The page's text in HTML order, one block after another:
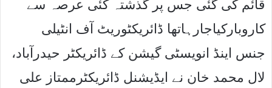
قائم کی گئی جس پر گذشتہ کئی عرصہ سے
کاروبارکیاجارہاتھا ڈائریکٹوریٹ آف انٹیلی
جنس اینڈ انویسٹی گیشن کے ڈائریکٹر حیدرآباد،
لال محمد خان نے ایڈیشنل ڈائریکٹرممتاز علی